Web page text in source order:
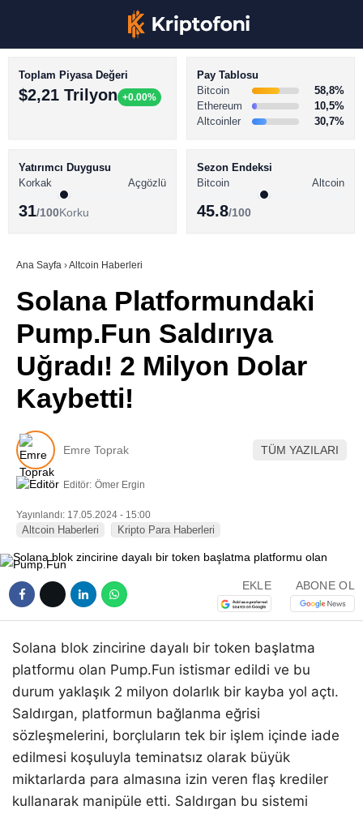
Youtube
TikTok
BİTCOİN HABERLERİ
ALTCOİN HABERLERİ
SÖZLÜK
Toplam Piyasa Değeri
$2,21 Trilyon +0.00%
Pay Tablosu
Bitcoin
58,8%
Ethereum
10,5%
Altcoinler
30,7%
Yatırımcı Duygusu
Korkak
Açgözlü
31/100Korku
Sezon Endeksi
Bitcoin
Altcoin
45.8/100
Ana Sayfa ›Altcoin Haberleri
Solana Platformundaki
Pump.Fun Saldırıya
Uğradı! 2 Milyon Dolar
Kaybetti!
Emre Toprak TÜM YAZILARI
Editör: Ömer Ergin
Yayınlandı: 17.05.2024 - 15:00
Altcoin Haberleri Kripto Para Haberleri
EKLE ABONE OL
Solana blok zincirine dayalı bir token başlatma
platformu olan Pump.Fun istismar edildi ve bu
durum yaklaşık 2 milyon dolarlık bir kayba yol açtı.
Saldırgan, platformun bağlanma eğrisi
sözleşmelerini, borçluların tek bir işlem içinde iade
edilmesi koşuluyla teminatsız olarak büyük
miktarlarda para almasına izin veren flaş krediler
kullanarak manipüle etti. Saldırgan bu sistemi